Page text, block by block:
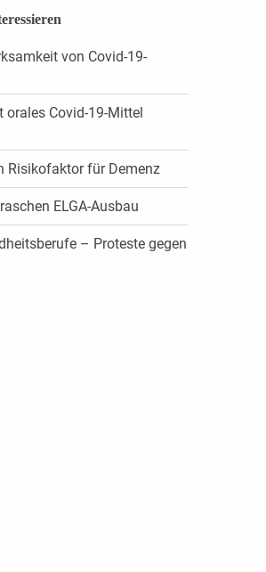
von Covid-19-
orales Covid-19-Mittel
Risikofaktor für Demenz
ELGA-Ausbau
– Proteste gegen